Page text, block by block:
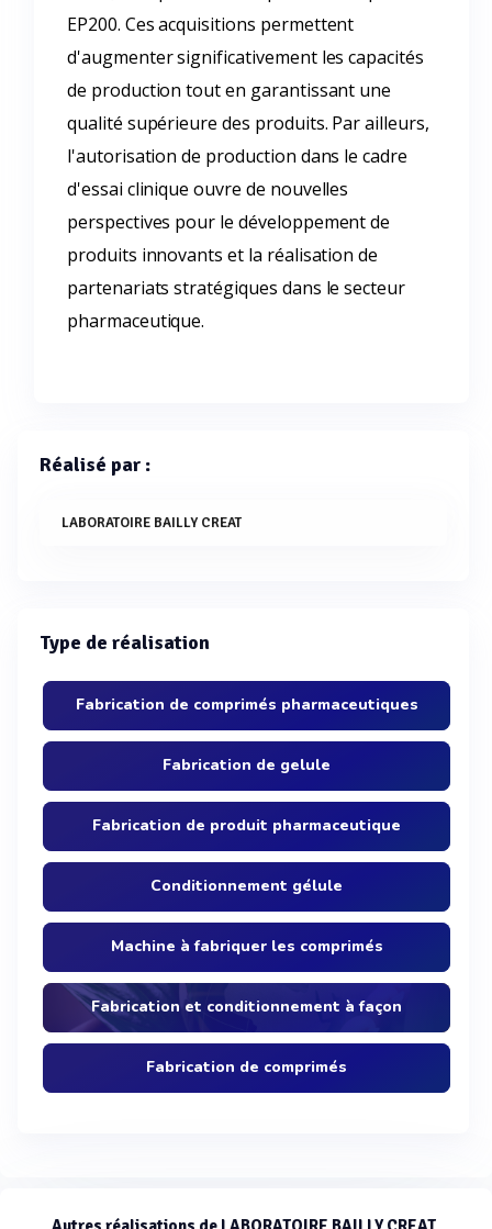
EP200. Ces acquisitions permettent
d'augmenter significativement les capacités
de production tout en garantissant une
qualité supérieure des produits. Par ailleurs,
l'autorisation de production dans le cadre
d'essai clinique ouvre de nouvelles
perspectives pour le développement de
produits innovants et la réalisation de
partenariats stratégiques dans le secteur
pharmaceutique.
Réalisé par :
LABORATOIRE BAILLY CREAT
Type de réalisation
Fabrication de comprimés pharmaceutiques
Fabrication de gelule
Fabrication de produit pharmaceutique
Conditionnement gélule
Machine à fabriquer les comprimés
Fabrication et conditionnement à façon
Fabrication de comprimés